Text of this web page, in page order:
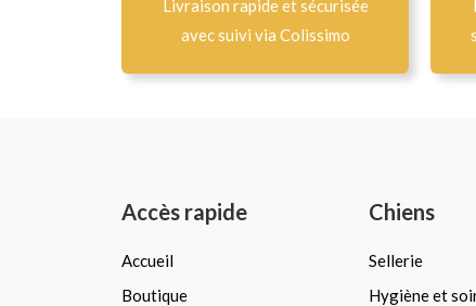
Livraison rapide et sécurisée
avec suivi via Colissimo
Accès rapide
Accueil
Boutique
Chiens
Sellerie
Hygiène et